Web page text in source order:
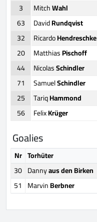
3
MitchWahl
63
DavidRundqvist
32
RicardoHendreschke
20
MatthiasPischoff
44
NicolasSchindler
71
SamuelSchindler
25
TariqHammond
56
FelixKrüger
Goalies
Nr Torhüter
30 Dannyaus den Birken
51 MarvinBerbner